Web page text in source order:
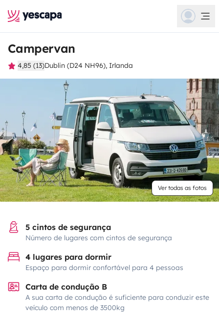
Campervan
4,85 (13)Dublin (D24 NH96), Irlanda
Ver todas as fotos
5 cintos de segurança
Número de lugares com cintos de segurança
4 lugares para dormir
Espaço para dormir confortável para 4 pessoas
Carta de condução B
A sua carta de condução é suficiente para conduzir este
veículo com menos de 3500kg